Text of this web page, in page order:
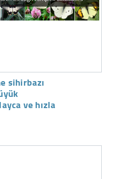
sihirbazı
ve hızla